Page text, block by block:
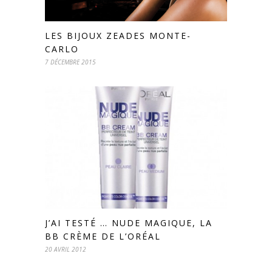
LES BIJOUX ZEADES MONTE-
CARLO
7 DÉCEMBRE 2015
J’AI TESTÉ … NUDE MAGIQUE, LA
BB CRÈME DE L’ORÉAL
20 AVRIL 2012